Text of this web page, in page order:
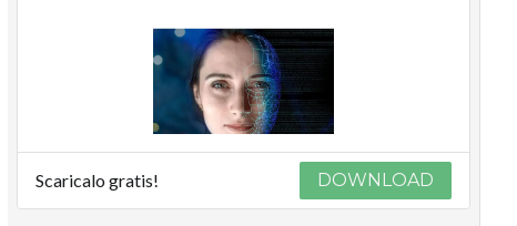
Scaricalo gratis! DOWNLOAD